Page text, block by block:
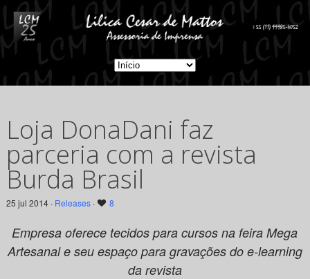
Loja DonaDani faz
parceria com a revista
Burda Brasil
25 jul 2014 · Releases· 8
Empresa oferece tecidos para cursos na feira Mega
Artesanal e seu espaço para gravações do e-learning
da revista